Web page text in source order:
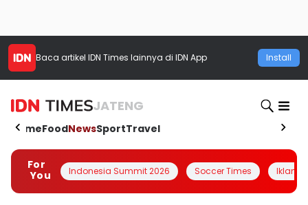
Baca artikel IDN Times lainnya di IDN App Install
JATENG
HomeFoodNewsSportTravel
For
You
Indonesia Summit 2026 Soccer Times Iklanin